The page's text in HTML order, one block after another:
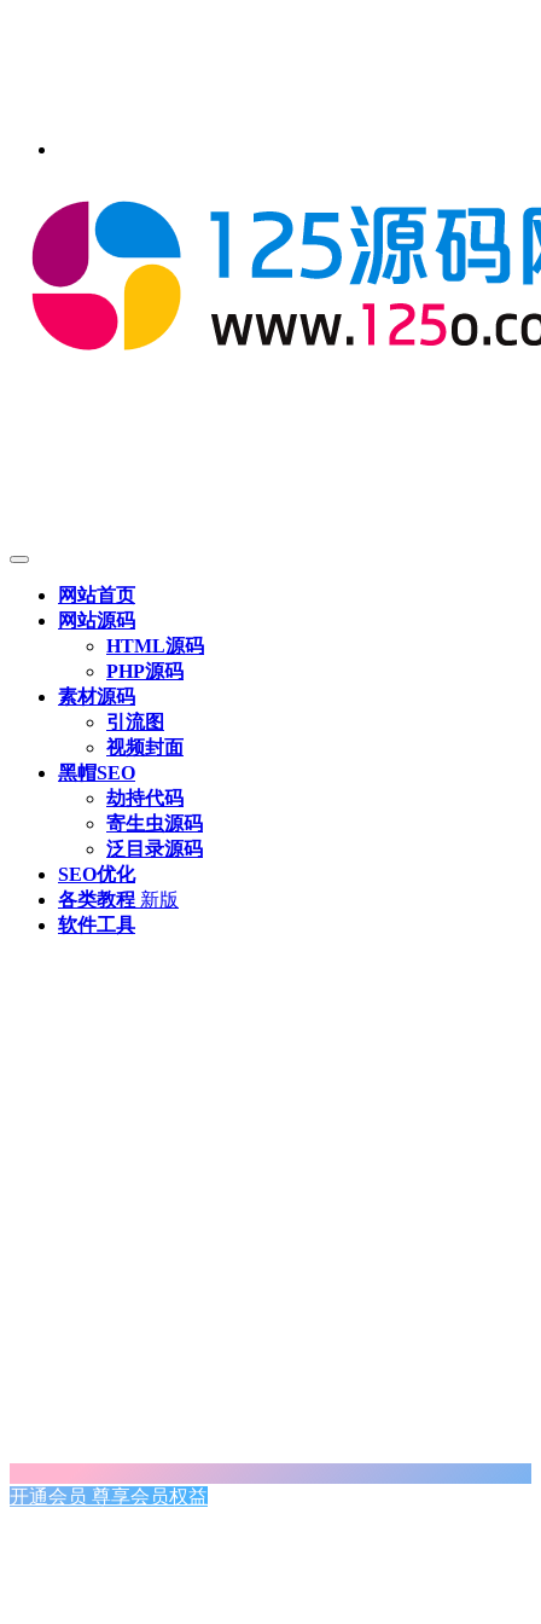
网站首页
网站源码
HTML源码
PHP源码
素材源码
引流图
视频封面
黑帽SEO
劫持代码
寄生虫源码
泛目录源码
SEO优化
各类教程 新版
软件工具
开通会员 尊享会员权益